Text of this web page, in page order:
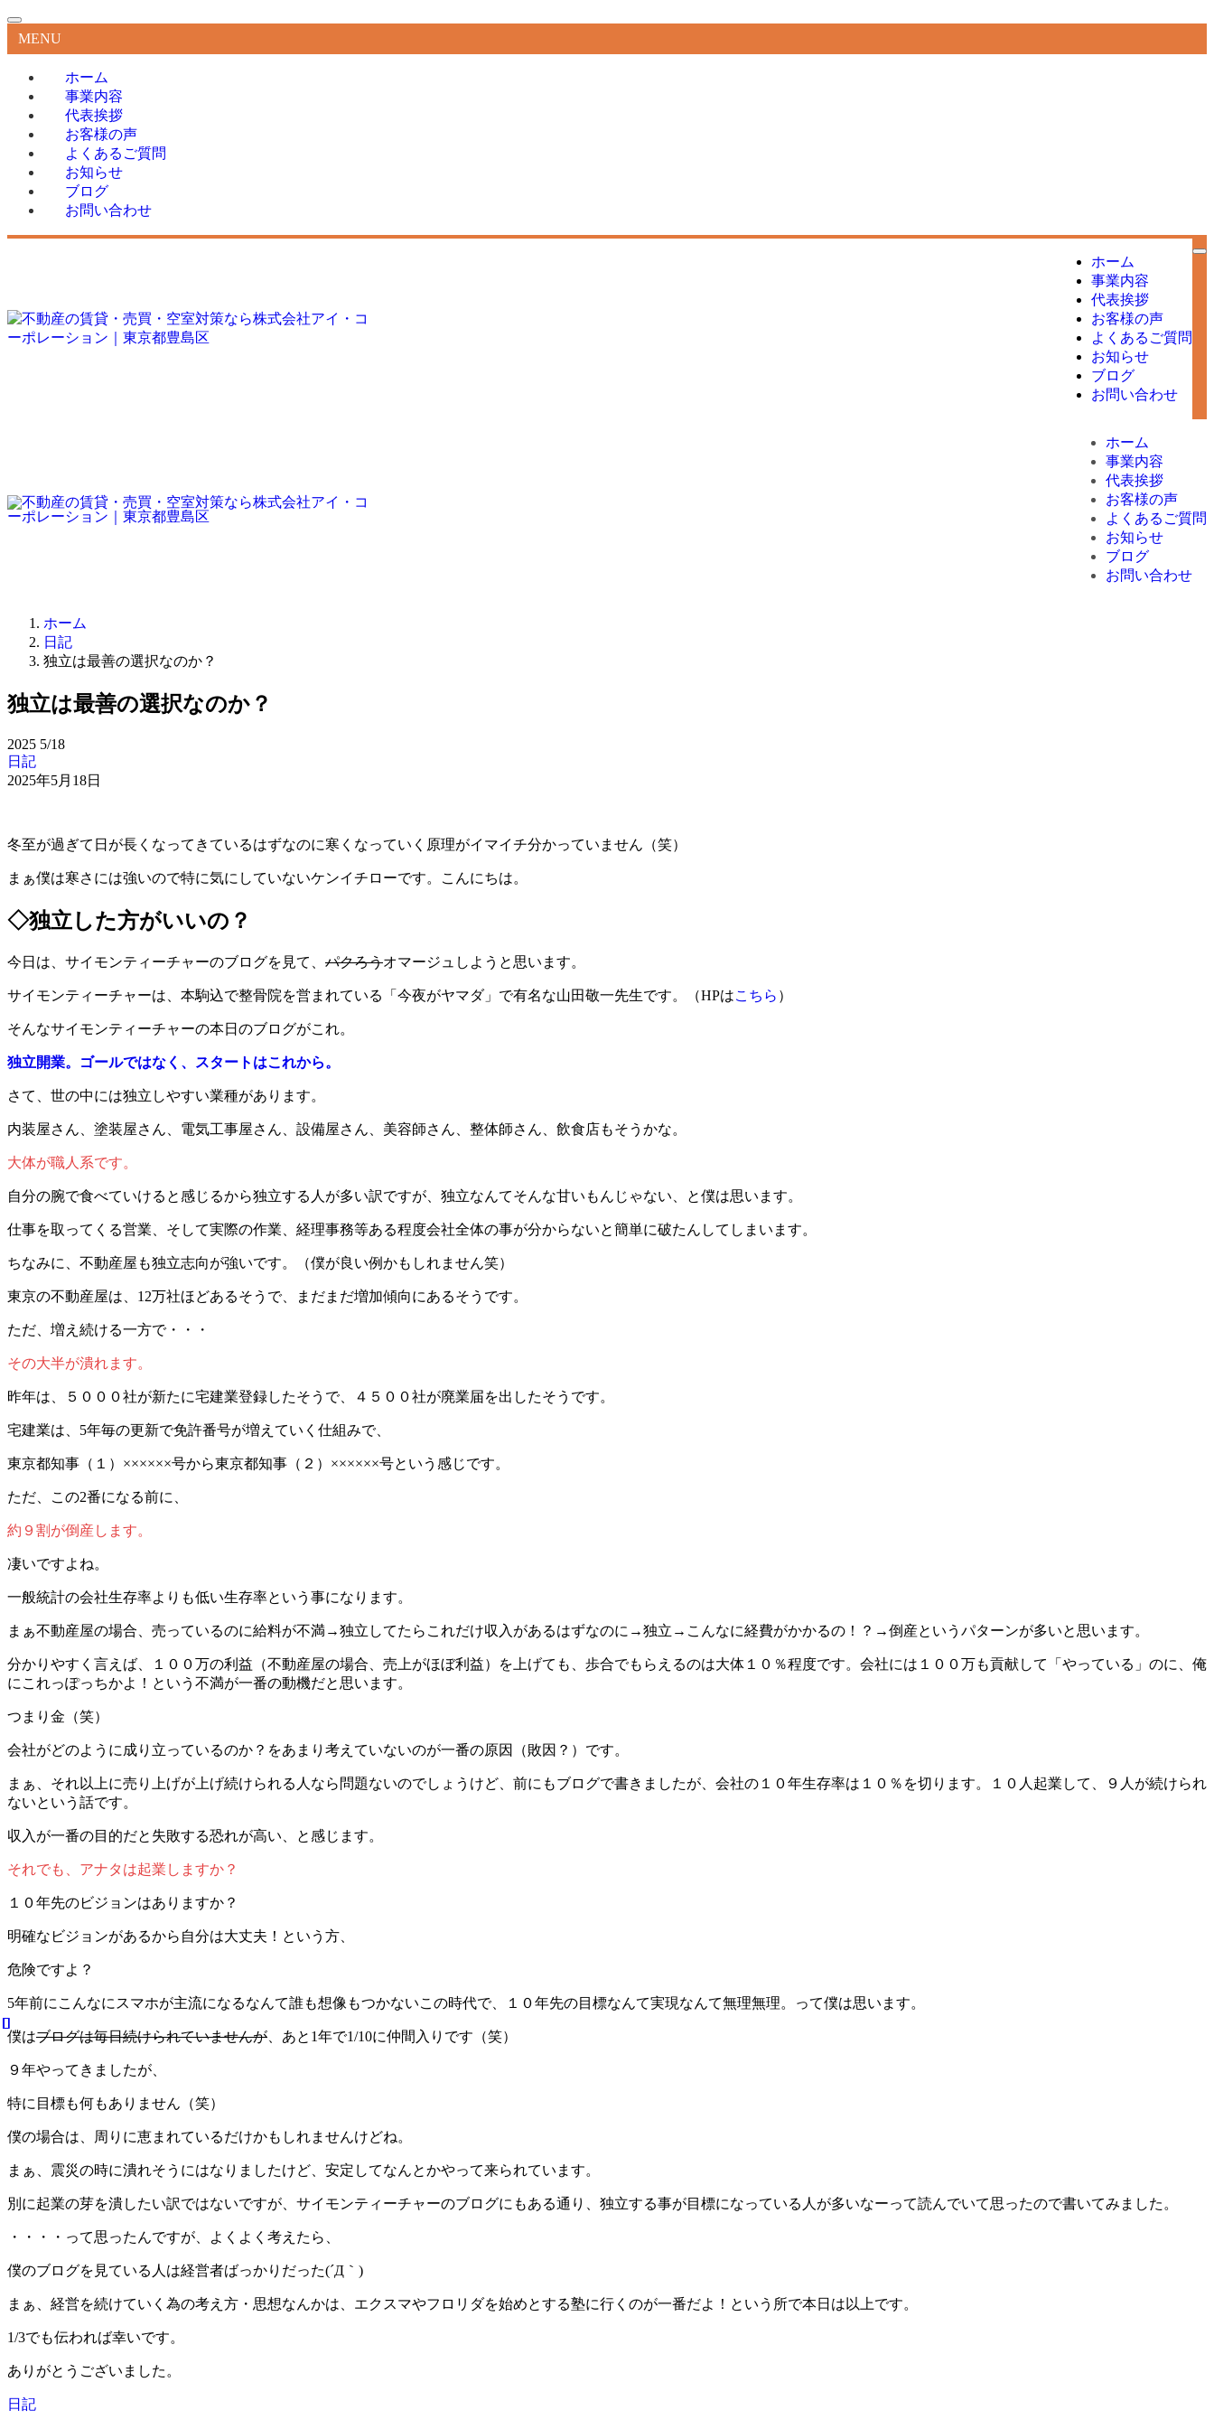
MENU
ホーム
事業内容
代表挨拶
お客様の声
よくあるご質問
お知らせ
ブログ
お問い合わせ
ホーム
事業内容
代表挨拶
お客様の声
よくあるご質問
お知らせ
ブログ
お問い合わせ
ホーム
事業内容
代表挨拶
お客様の声
よくあるご質問
お知らせ
ブログ
お問い合わせ
ホーム
日記
独立は最善の選択なのか？
独立は最善の選択なのか？
2025 5/18
日記
2025年5月18日
冬至が過ぎて日が長くなってきているはずなのに寒くなっていく原理がイマイチ分かっていません（笑）
まぁ僕は寒さには強いので特に気にしていないケンイチローです。こんにちは。
◇独立した方がいいの？
今日は、サイモンティーチャーのブログを見て、 パクろうオマージュしようと思います。
サイモンティーチャーは、本駒込で整骨院を営まれている「今夜がヤマダ」で有名な山田敬一先生です。（HPはこちら ）
そんなサイモンティーチャーの本日のブログがこれ。
独立開業。ゴールではなく、スタートはこれから。
さて、世の中には独立しやすい業種があります。
内装屋さん、塗装屋さん、電気工事屋さん、設備屋さん、美容師さん、整体師さん、飲食店もそうかな。
大体が職人系です。
自分の腕で食べていけると感じるから独立する人が多い訳ですが、独立なんてそんな甘いもんじゃない、と僕は思います。
仕事を取ってくる営業、そして実際の作業、経理事務等ある程度会社全体の事が分からないと簡単に破たんしてしまいます。
ちなみに、不動産屋も独立志向が強いです。（僕が良い例かもしれません笑）
東京の不動産屋は、12万社ほどあるそうで、まだまだ増加傾向にあるそうです。
ただ、増え続ける一方で・・・
その大半が潰れます。
昨年は、５０００社が新たに宅建業登録したそうで、４５００社が廃業届を出したそうです。
宅建業は、5年毎の更新で免許番号が増えていく仕組みで、
東京都知事（１）××××××号から東京都知事（２）××××××号という感じです。
ただ、この2番になる前に、
約９割が倒産します。
凄いですよね。
一般統計の会社生存率よりも低い生存率という事になります。
まぁ不動産屋の場合、売っているのに給料が不満→独立してたらこれだけ収入があるはずなのに→独立→こんなに経費がかかるの！？→倒産というパターンが多いと思います。
分かりやすく言えば、１００万の利益（不動産屋の場合、売上がほぼ利益）を上げても、歩合でもらえるのは大体１０％程度です。会社には１００万も貢献して「やっている」のに、俺
にこれっぽっちかよ！という不満が一番の動機だと思います。
つまり金（笑）
会社がどのように成り立っているのか？をあまり考えていないのが一番の原因（敗因？）です。
まぁ、それ以上に売り上げが上げ続けられる人なら問題ないのでしょうけど、前にもブログで書きましたが、会社の１０年生存率は１０％を切ります。１０人起業して、９人が続けられ
ないという話です。
収入が一番の目的だと失敗する恐れが高い、と感じます。
それでも、アナタは起業しますか？
１０年先のビジョンはありますか？
明確なビジョンがあるから自分は大丈夫！という方、
危険ですよ？
5年前にこんなにスマホが主流になるなんて誰も想像もつかないこの時代で、１０年先の目標なんて実現なんて無理無理。って僕は思います。
僕はブログは毎日続けられていませんが 、あと1年で1/10に仲間入りです（笑）
９年やってきましたが、
特に目標も何もありません（笑）
僕の場合は、周りに恵まれているだけかもしれませんけどね。
まぁ、震災の時に潰れそうにはなりましたけど、安定してなんとかやって来られています。
別に起業の芽を潰したい訳ではないですが、サイモンティーチャーのブログにもある通り、独立する事が目標になっている人が多いなーって読んでいて思ったので書いてみました。
・・・・って思ったんですが、よくよく考えたら、
僕のブログを見ている人は経営者ばっかりだった(´Д｀)
まぁ、経営を続けていく為の考え方・思想なんかは、エクスマやフロリダを始めとする塾に行くのが一番だよ！という所で本日は以上です。
1/3でも伝われば幸いです。
ありがとうございました。
日記